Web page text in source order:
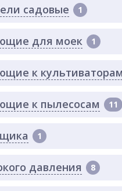
садовые 1
для моек 1
к
к пылесосам 11
1
давления 8